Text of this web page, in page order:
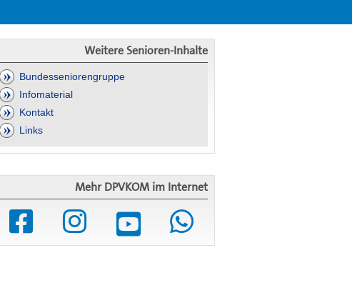
Weitere Senioren-Inhalte
Bundesseniorengruppe
Infomaterial
Kontakt
Links
Mehr DPVKOM im Internet